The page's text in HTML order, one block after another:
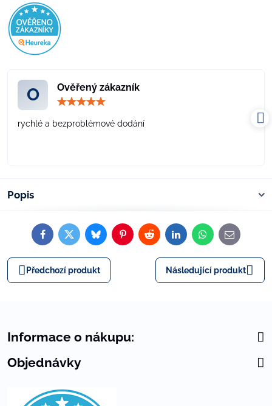
O Ověřený zákazník
5
rychlé a bezproblémové dodání
Popis
FacebookTwitterBlueskyPinterestRedditLinkedInWhatsApp
E-
mail
Předchozí produkt Následující produkt
Informace o nákupu:
Objednávky